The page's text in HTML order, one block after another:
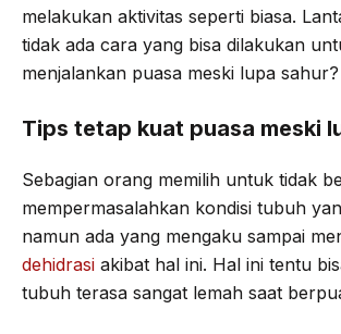
melakukan aktivitas seperti biasa.
tidak ada cara yang bisa dilakukan
menjalankan puasa meski lupa sahur?
Tips tetap kuat puasa meski
Sebagian orang memilih untuk tidak
mempermasalahkan kondisi tubuh
namun ada yang mengaku sampai
dehidrasi akibat hal ini. Hal ini tentu
tubuh terasa sangat lemah saat